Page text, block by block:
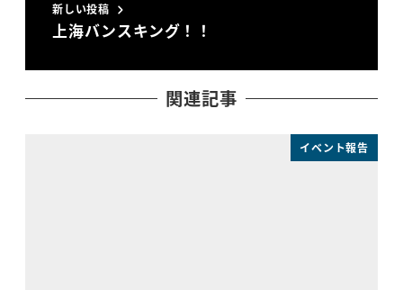
新しい投稿
上海バンスキング！！
関連記事
イベント報告